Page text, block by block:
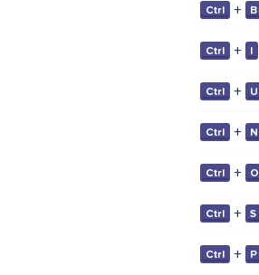
Ctrl + B
Ctrl + I
Ctrl + U
Ctrl + N
Ctrl + O
Ctrl + S
Ctrl + P